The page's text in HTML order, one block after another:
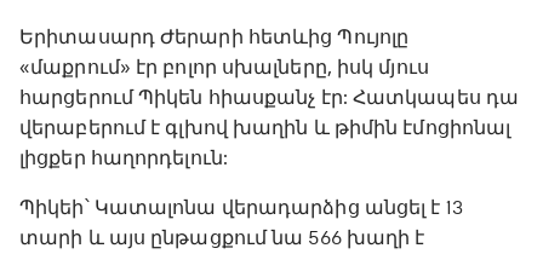
Երիտասարդ Ժերարի հետևից Պույոլը
«մաքրում» էր բոլոր սխալները, իսկ մյուս
հարցերում Պիկեն հիասքանչ էր: Հատկապես դա
վերաբերում է գլխով խաղին և թիմին էմոցիոնալ
լիցքեր հաղորդելուն:
Պիկեի՝ Կատալոնա վերադարձից անցել է 13
տարի և այս ընթացքում նա 566 խաղի է